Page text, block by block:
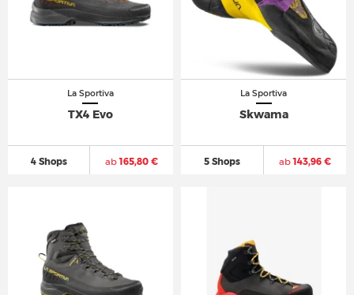
La Sportiva
TX4 Evo
4 Shops ab165,80 €
La Sportiva
Skwama
5 Shops ab143,96 €